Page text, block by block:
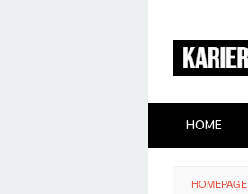
konten
HOME
HOMEPAGE